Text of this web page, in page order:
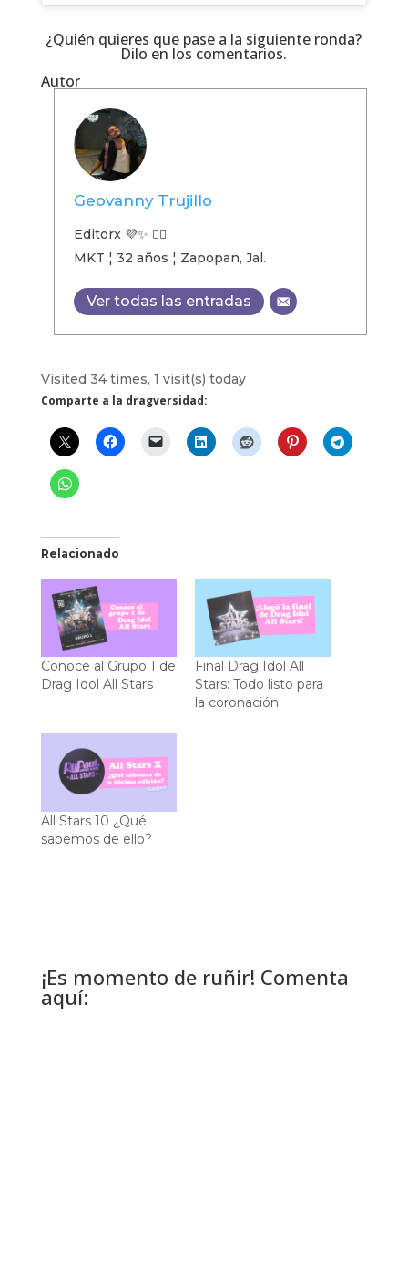
¿Quién quieres que pase a la siguiente ronda?
Dilo en los comentarios.
Autor
Geovanny Trujillo
Editorx 💜✨ 🏳️‍🌈
MKT ¦ 32 años ¦ Zapopan, Jal.
Ver todas las entradas
Visited 34 times, 1 visit(s) today
Comparte a la dragversidad:
Relacionado
Conoce al Grupo 1 de
Drag Idol All Stars
Final Drag Idol All
Stars: Todo listo para
la coronación.
All Stars 10 ¿Qué
sabemos de ello?
¡Es momento de ruñir! Comenta
aquí: